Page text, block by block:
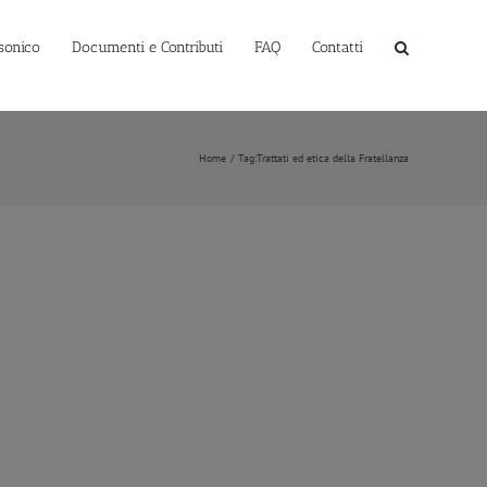
Documenti e Contributi FAQ Contatti
Home Tag:Trattati ed etica della Fratellanza